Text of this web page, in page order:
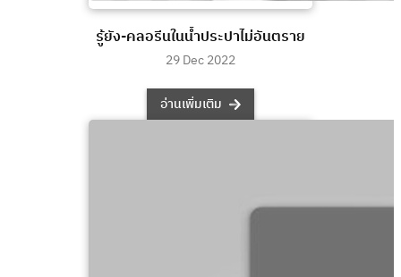
รู้ยัง-คลอรีนในน้ำประปาไม่อันตราย
29 Dec 2022
อ่านเพิ่มเติม